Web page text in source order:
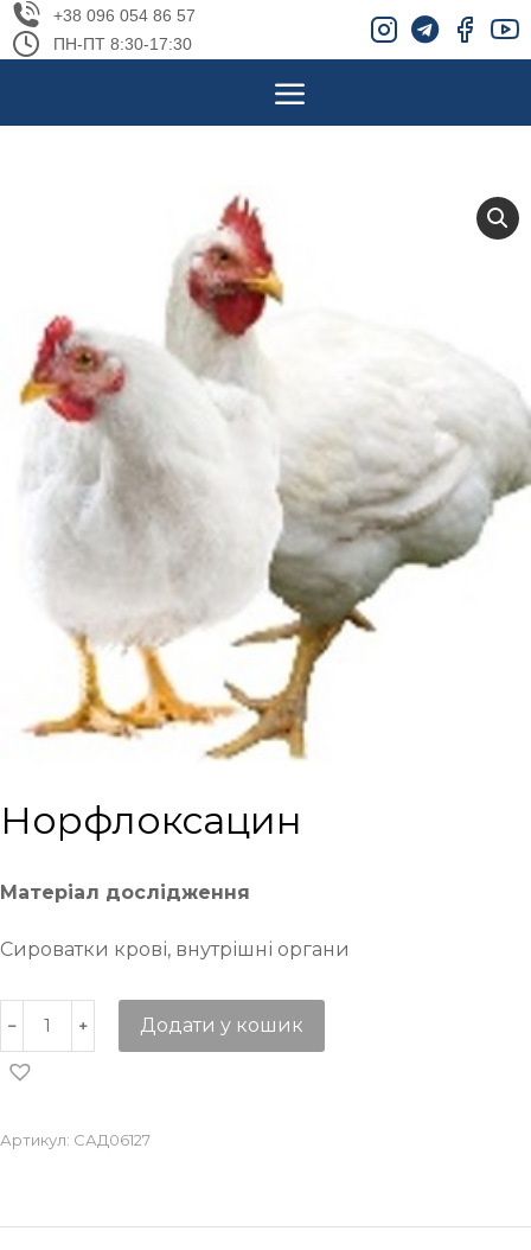
+38 096 054 86 57
ПН-ПТ 8:30-17:30
Норфлоксацин
Матеріал дослідження
Сироватки крові, внутрішні органи
Додати у кошик
Артикул: САД06127